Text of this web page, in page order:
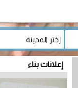
إعلانات بناء